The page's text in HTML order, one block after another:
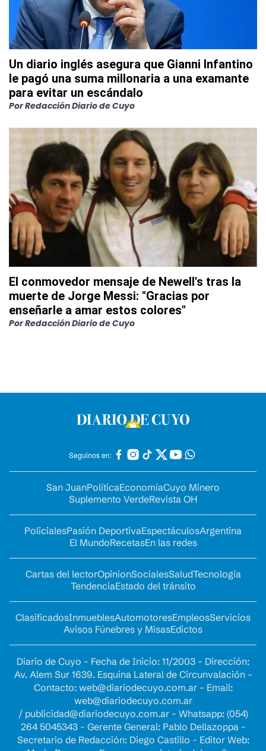
Un diario inglés asegura que Gianni Infantino
le pagó una suma millonaria a una examante
para evitar un escándalo
PorRedacción Diario de Cuyo
El conmovedor mensaje de Newell's tras la
muerte de Jorge Messi: "Gracias por
enseñarle a amar estos colores"
PorRedacción Diario de Cuyo
Seguinos en:
San JuanPolíticaEconomíaCuyo Minero
Suplemento VerdeRevista OH
PolicialesPasión DeportivaEspectáculosArgentina
El MundoRecetasEn las redes
Cartas del lectorOpinionSocialesSaludTecnología
TendenciaEstado del tránsito
ClasificadosInmueblesAutomotoresEmpleosServicios
Avisos Fúnebres y MisasEdictos
Diario de Cuyo - Fecha de Inicio: 11/2003 - Dirección:
Av. Alem Sur 1639. Esquina Lateral de Circunvalación -
Contacto: web@diariodecuyo.com.ar- Email:
web@diariodecuyo.com.ar
/ publicidad@diariodecuyo.com.ar- Whatsapp: (054)
264 5045343 - Gerente General: Pablo Dellazoppa -
Secretario de Redacción: Diego Castillo - Editor Web: